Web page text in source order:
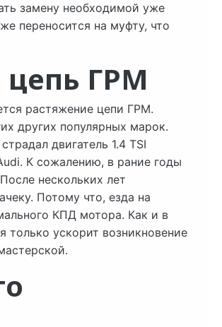
замену необходимой уже
переносится на муфту, что
цепь ГРМ
растяжение цепи ГРМ.
других популярных марок.
двигатель 1.4 TSI
К сожалению, в рание годы
нескольких лет
Потому что, езда на
КПД мотора. Как и в
только ускорит возникновение